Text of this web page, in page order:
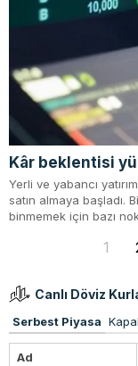
Kâr beklentisi
Yerli ve yabancı
satın almaya başladı.
binmemek için bazı
1
Canlı Döviz
Serbest Piyasa
Ad